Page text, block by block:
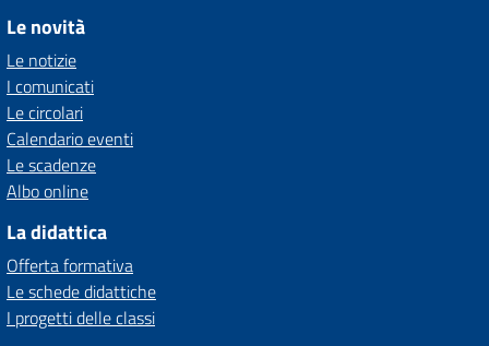
Le novità
Le notizie
I comunicati
Le circolari
Calendario eventi
Le scadenze
Albo online
La didattica
Offerta formativa
Le schede didattiche
I progetti delle classi